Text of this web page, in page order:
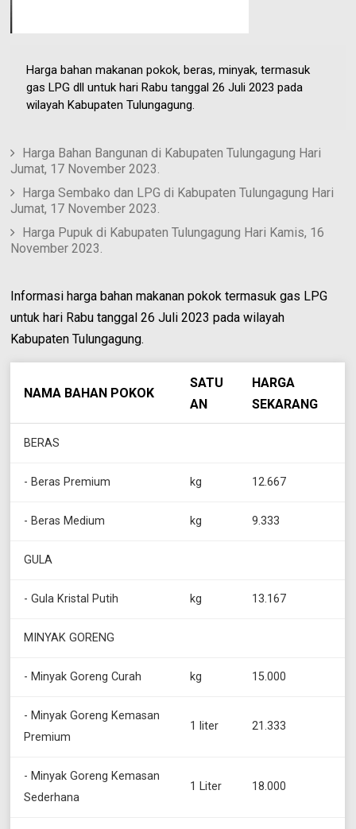
Harga bahan makanan pokok, beras, minyak, termasuk
gas LPG dll untuk hari Rabu tanggal 26 Juli 2023 pada
wilayah Kabupaten Tulungagung.
Harga Bahan Bangunan di Kabupaten Tulungagung Hari
Jumat, 17 November 2023.
Harga Sembako dan LPG di Kabupaten Tulungagung Hari
Jumat, 17 November 2023.
Harga Pupuk di Kabupaten Tulungagung Hari Kamis, 16
November 2023.
Informasi harga bahan makanan pokok termasuk gas LPG
untuk hari Rabu tanggal 26 Juli 2023 pada wilayah
Kabupaten Tulungagung.
NAMA BAHAN POKOK
SATU
AN
HARGA
SEKARANG
BERAS
- Beras Premium kg 12.667
- Beras Medium kg 9.333
GULA
- Gula Kristal Putih kg 13.167
MINYAK GORENG
- Minyak Goreng Curah kg 15.000
- Minyak Goreng Kemasan
Premium
1 liter 21.333
- Minyak Goreng Kemasan
Sederhana
1 Liter 18.000